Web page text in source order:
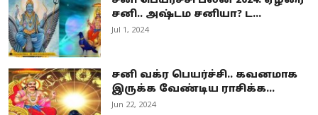
சனி.. அஷ்டம சனியா? ட...
Jul 1, 2024
சனி வக்ர பெயர்ச்சி.. கவனமாக
இருக்க வேண்டிய ராசிக்க...
Jun 22, 2024